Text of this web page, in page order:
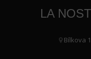
LA
Bílkova